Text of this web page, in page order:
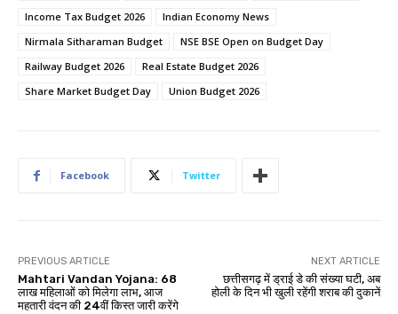
Income Tax Budget 2026
Indian Economy News
Nirmala Sitharaman Budget
NSE BSE Open on Budget Day
Railway Budget 2026
Real Estate Budget 2026
Share Market Budget Day
Union Budget 2026
Facebook Twitter
PREVIOUS ARTICLE
Mahtari Vandan Yojana: 68
लाख महिलाओं को मिलेगा लाभ, आज
महतारी वंदन की 24वीं किस्त जारी करेंगे
NEXT ARTICLE
छत्तीसगढ़ में ड्राई डे की संख्या घटी, अब
होली के दिन भी खुली रहेंगी शराब की दुकानें